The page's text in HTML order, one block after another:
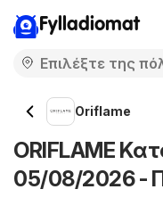
Fylladiomat
Oriflame
ORIFLAME
05/08/2026 -